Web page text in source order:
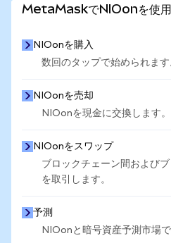
MetaMaskでNIOonを使用
NIOonを購入
数回のタップで始められます
NIOonを売却
NIOonを現金に交換します。
NIOonをスワップ
ブロックチェーン間および
を取引します。
予測
NIOonと暗号資産予測市場で